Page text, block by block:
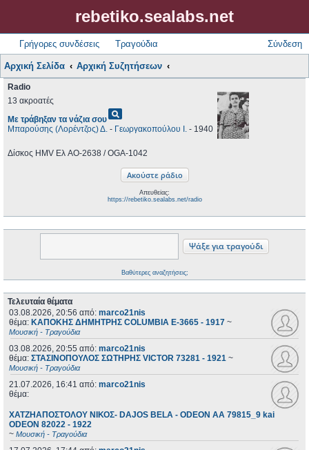
rebetiko.sealabs.net
Γρήγορες συνδέσεις Τραγούδια Σύνδεση
Αρχική Σελίδα Αρχική Συζητήσεων
Radio
13 ακροατές
Με τράβηξαν τα νάζια σουpageview
Μπαρούσης (Λορέντζος) Δ. - Γεωργακοπούλου Ι. - 1940
Δίσκος HMV Ελ AO-2638 / OGA-1042
Απευθείας:
https://rebetiko.sealabs.net/radio
Βαθύτερες αναζητήσεις;
Τελευταία θέματα
03.08.2026, 20:56 από: marco21nis
θέμα: ΚΑΠΟΚΗΣ ΔΗΜΗΤΡΗΣ COLUMBIA E-3665 - 1917 ~
Μουσική - Τραγούδια
03.08.2026, 20:55 από: marco21nis
θέμα: ΣΤΑΣΙΝΟΠΟΥΛΟΣ ΣΩΤΗΡΗΣ VICTOR 73281 - 1921 ~
Μουσική - Τραγούδια
21.07.2026, 16:41 από: marco21nis
θέμα:
ΧΑΤΖΗΑΠΟΣΤΟΛΟΥ ΝΙΚΟΣ- DAJOS BELA - ODEON AA 79815_9 kai
ODEON 82022 - 1922
~ Μουσική - Τραγούδια